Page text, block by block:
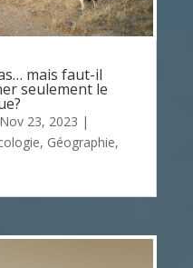
mais faut-il
seulement le
Nov 23, 2023 |
, Géographie,